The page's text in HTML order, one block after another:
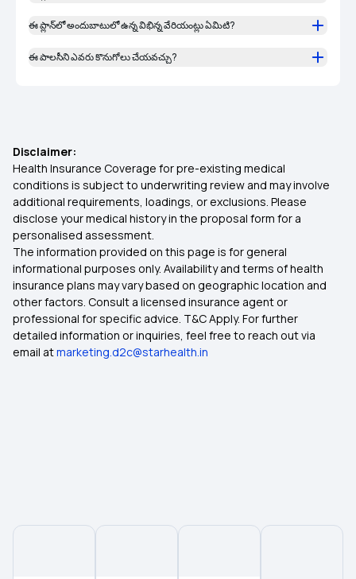
ఈ ప్లాన్‌లో అందుబాటులో ఉన్న విభిన్న వేరియంట్లు ఏమిటి?
ఈ పాలసీని ఎవరు కొనుగోలు చేయవచ్చు?
Disclaimer:
Health Insurance Coverage for pre-existing medical
conditions is subject to underwriting review and may involve
additional requirements, loadings, or exclusions. Please
disclose your medical history in the proposal form for a
personalised assessment.
The information provided on this page is for general
informational purposes only. Availability and terms of health
insurance plans may vary based on geographic location and
other factors. Consult a licensed insurance agent or
professional for specific advice. T&C Apply. For further
detailed information or inquiries, feel free to reach out via
email atmarketing.d2c@starhealth.in